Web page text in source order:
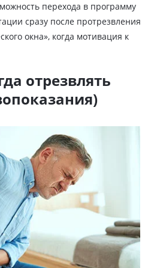
перехода в программу
сразу после протрезвления
окна», когда мотивация к
отрезвлять